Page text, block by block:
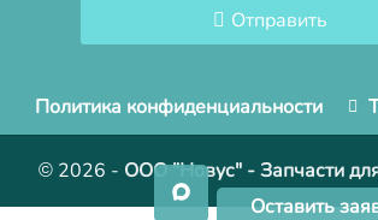
Отправить
Оставить
Политика конфиденциальности
© 2026 - ООО "Новус" - Запчасти